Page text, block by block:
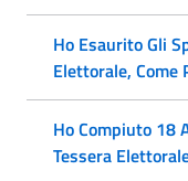
Ho Esaurito Gli
Elettorale, Come
Ho Compiuto 18
Tessera